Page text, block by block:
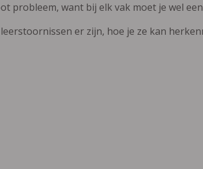
probleem, want bij elk vak moet je wel
er zijn, hoe je ze kan